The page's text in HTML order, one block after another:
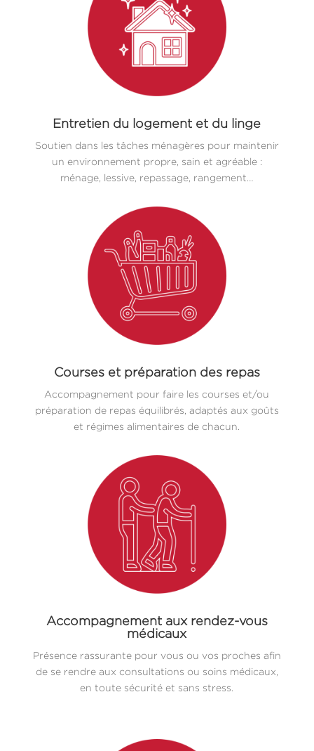
Entretien du logement et du linge
Soutien dans les tâches ménagères pour maintenir
un environnement propre, sain et agréable :
ménage, lessive, repassage, rangement…
Courses et préparation des repas
Accompagnement pour faire les courses et/ou
préparation de repas équilibrés, adaptés aux goûts
et régimes alimentaires de chacun.
Accompagnement aux rendez-vous
médicaux
Présence rassurante pour vous ou vos proches afin
de se rendre aux consultations ou soins médicaux,
en toute sécurité et sans stress.